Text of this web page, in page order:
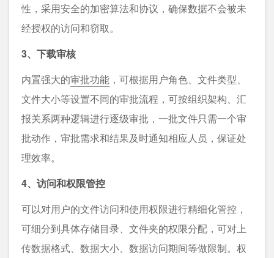
性，采用安全的加密算法和协议，确保数据不会被未
经授权的访问和窃取。
3、下载审核
内置强⼤的审批功能 ，可根据⽤户⻆⾊、⽂件类型、
⽂件⼤⼩等设置不同的审批流程，可按组织架构、汇
报关系两种逻辑进⾏逐级审批，⼀批⽂件只需⼀个审
批动作，审批需求和结果及时通知相应⼈员，保证处
理效率。
4、访问和权限管控
可以对⽤户的⽂件访问和使⽤权限进⾏精细化管控，
可细分到具体存储⽬录、⽂件夹的权限分配，可对上
传数据格式、数据⼤⼩、数据访问期间等做限制。权